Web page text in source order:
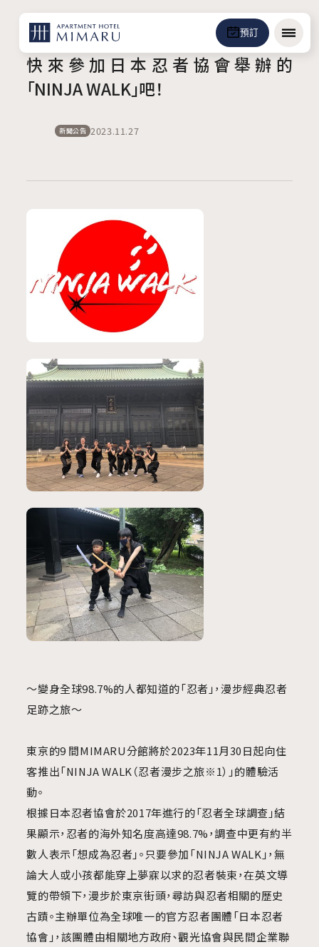
選單
預訂
快來參加日本忍者協會舉辦的
「NINJA WALK」吧！
新聞公告 2023.11.27
～變身全球98.7%的人都知道的「忍者 」，漫步經典忍者
足跡之旅～
東京的9 間MIMARU分館將於2023年11月30日起向住
客推出「NINJA WALK（忍者漫步之旅※1）」的體驗活
動。
根據日本忍者協會於2017年進行的「忍者全球調查」結
果顯示，忍者的海外知名度高達98.7%，調查中更有約半
數人表示「想成為忍者」。只要參加「NINJA WALK」，無
論大人或小孩都能穿上夢寐以求的忍者裝束，在英文導
覽的帶領下，漫步於東京街頭，尋訪與忍者相關的歷史
古蹟。主辦單位為全球唯一的官方忍者團體「日本忍者
協會」，該團體由相關地方政府、觀光協會與民間企業聯